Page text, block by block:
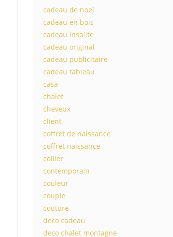
cadeau de noel
cadeau en bois
cadeau insolite
cadeau original
cadeau publicitaire
cadeau tableau
casa
chalet
cheveux
client
coffret de naissance
coffret naissance
collier
contemporain
couleur
couple
couture
deco cadeau
deco chalet montagne